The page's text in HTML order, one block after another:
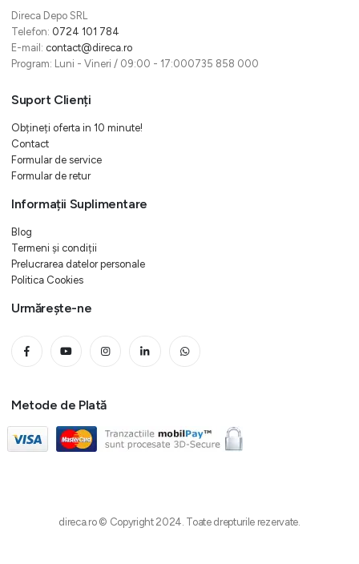
Direca Depo SRL
Telefon: 0724 101 784
E-mail: contact@direca.ro
Program: Luni - Vineri / 09:00 - 17:000735 858 000
Suport Clienți
Obțineți oferta in 10 minute!
Contact
Formular de service
Formular de retur
Informații Suplimentare
Blog
Termeni și condiții
Prelucrarea datelor personale
Politica Cookies
Urmărește-ne
Metode de Plată
direca.ro © Copyright 2024. Toate drepturile rezervate.